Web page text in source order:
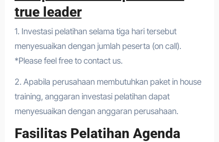
true leader
1. Investasi pelatihan selama tiga hari tersebut
menyesuaikan dengan jumlah peserta (on call).
*Please feel free to contact us.
2. Apabila perusahaan membutuhkan paket in house
training, anggaran investasi pelatihan dapat
menyesuaikan dengan anggaran perusahaan.
Fasilitas Pelatihan Agenda